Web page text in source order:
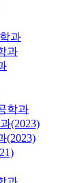
과
과
학과
(2023)
(2023)